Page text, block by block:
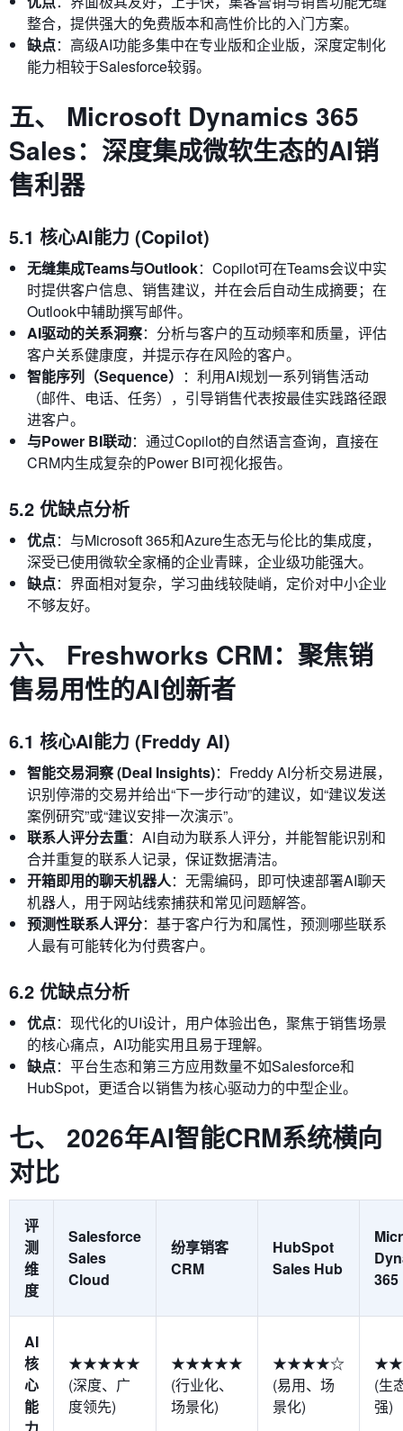
整合，提供强大的免费版本和高性价比的入门方案。
缺点：高级AI功能多集中在专业版和企业版，深度定制化
能力相较于Salesforce较弱。
五、 Microsoft Dynamics 365
Sales：深度集成微软生态的AI销
售利器
5.1 核心AI能力 (Copilot)
无缝集成Teams与Outlook：Copilot可在Teams会议中实
时提供客户信息、销售建议，并在会后自动生成摘要；在
Outlook中辅助撰写邮件。
AI驱动的关系洞察：分析与客户的互动频率和质量，评估
客户关系健康度，并提示存在风险的客户。
智能序列（Sequence） ：利用AI规划一系列销售活动
（邮件、电话、任务），引导销售代表按最佳实践路径跟
进客户。
与Power BI联动：通过Copilot的自然语言查询，直接在
CRM内生成复杂的Power BI可视化报告。
5.2 优缺点分析
优点：与Microsoft 365和Azure生态无与伦比的集成度，
深受已使用微软全家桶的企业青睐，企业级功能强大。
缺点：界面相对复杂，学习曲线较陡峭，定价对中小企业
不够友好。
六、 Freshworks CRM：聚焦销
售易用性的AI创新者
6.1 核心AI能力 (Freddy AI)
智能交易洞察 (Deal Insights)：Freddy AI分析交易进展，
识别停滞的交易并给出“下一步行动”的建议，如“建议发送
案例研究”或“建议安排一次演示”。
联系人评分去重：AI自动为联系人评分，并能智能识别和
合并重复的联系人记录，保证数据清洁。
开箱即用的聊天机器人：无需编码，即可快速部署AI聊天
机器人，用于网站线索捕获和常见问题解答。
预测性联系人评分：基于客户行为和属性，预测哪些联系
人最有可能转化为付费客户。
6.2 优缺点分析
优点：现代化的UI设计，用户体验出色，聚焦于销售场景
的核心痛点，AI功能实用且易于理解。
缺点：平台生态和第三方应用数量不如Salesforce和
HubSpot，更适合以销售为核心驱动力的中型企业。
七、 2026年AI智能CRM系统横向
对比
评
测
维
度
Salesforce
Sales
Cloud
纷享销客
CRM
HubSpot
Sales Hub
365
AI
核
心
能
★★★★★
(深度、广
度领先)
★★★★★
(行业化、
场景化)
★★★★☆
(易用、场
景化)
(生
强)